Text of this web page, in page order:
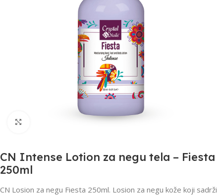
CN Intense Lotion za negu tela – Fiesta
250ml
CN Losion za negu Fiesta 250ml. Losion za negu kože koji sadrži